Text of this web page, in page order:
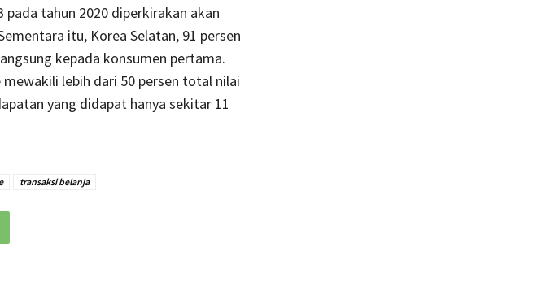
pada tahun 2020 diperkirakan akan
itu, Korea Selatan, 91 persen
kepada konsumen pertama.
lebih dari 50 persen total nilai
yang didapat hanya sekitar 11
transaksi belanja